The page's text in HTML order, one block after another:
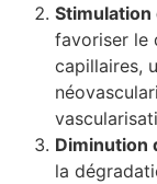
Stimulation
favoriser le
capillaires,
Diminution
la